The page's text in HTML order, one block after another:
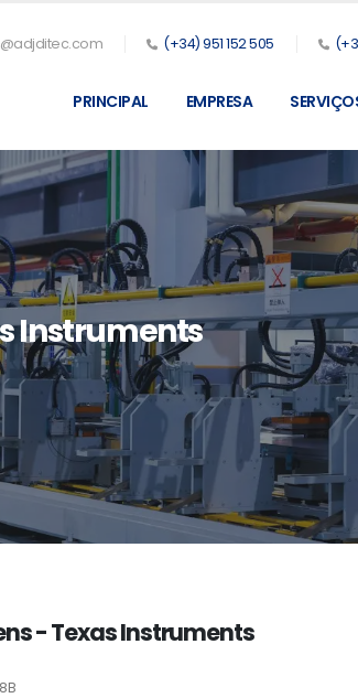
(+34) 951 152 505
PRINCIPAL EMPRESA
Instruments
- Texas Instruments